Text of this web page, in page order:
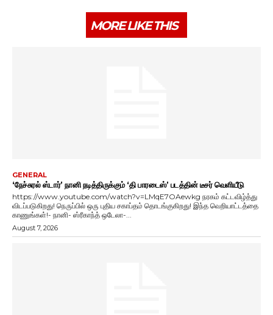
MORE LIKE THIS
GENERAL
‘நேச்சுரல் ஸ்டார்’ நானி நடித்திருக்கும் ‘தி பாரடைஸ்’ படத்தின் டீசர் வெளியீடு
https://www.youtube.com/watch?v=LMqE7OAewkg நரகம் கட்டவிழ்த்து
விடப்படுகிறது! நெருப்பில் ஒரு புதிய சகாப்தம் தொடங்குகிறது! இந்த வெறியாட்டத்தை
காணுங்கள்!- நானி- ஸ்ரீகாந்த் ஒடேலா-...
August 7, 2026